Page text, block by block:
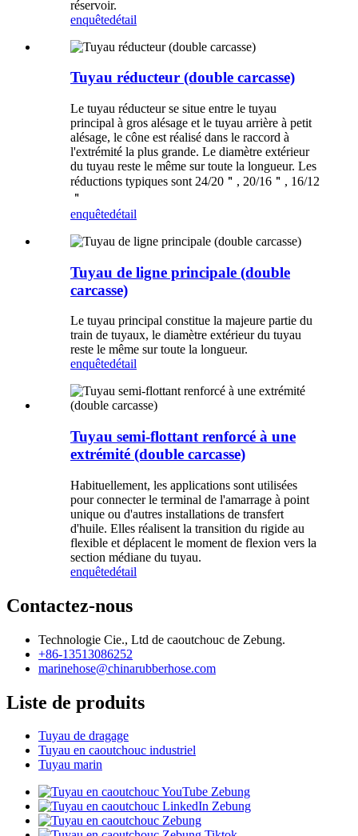
réservoir.
enquêtedétail
Tuyau réducteur (double carcasse)
Le tuyau réducteur se situe entre le tuyau
principal à gros alésage et le tuyau arrière à petit
alésage, le cône est réalisé dans le raccord à
l'extrémité la plus grande. Le diamètre extérieur
du tuyau reste le même sur toute la longueur. Les
réductions typiques sont 24/20＂, 20/16＂, 16/12
＂
enquêtedétail
Tuyau de ligne principale (double
carcasse)
Le tuyau principal constitue la majeure partie du
train de tuyaux, le diamètre extérieur du tuyau
reste le même sur toute la longueur.
enquêtedétail
Tuyau semi-flottant renforcé à une
extrémité (double carcasse)
Habituellement, les applications sont utilisées
pour connecter le terminal de l'amarrage à point
unique ou d'autres installations de transfert
d'huile. Elles réalisent la transition du rigide au
flexible et déplacent le moment de flexion vers la
section médiane du tuyau.
enquêtedétail
Contactez-nous
Technologie Cie., Ltd de caoutchouc de Zebung.
+86-13513086252
marinehose@chinarubberhose.com
Liste de produits
Tuyau de dragage
Tuyau en caoutchouc industriel
Tuyau marin